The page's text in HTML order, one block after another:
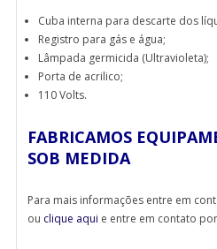
Cuba interna para descarte dos
Registro para gás e água;
Lâmpada germicida (Ultravioleta);
Porta de acrilico;
110 Volts.
FABRICAMOS
SOB MEDIDA
Para mais informações entre em
ou clique aqui e entre em contato